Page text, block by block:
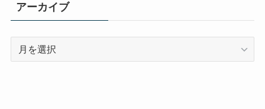
ー
アーカイブ